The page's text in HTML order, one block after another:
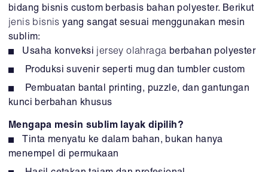
bidang bisnis custom berbasis bahan polyester. Berikut
jenis bisnis yang sangat sesuai menggunakan mesin
sublim:
Usaha konveksi
jersey olahraga berbahan polyester
Produksi suvenir seperti mug dan tumbler custom
Pembuatan bantal printing, puzzle, dan gantungan
kunci berbahan khusus
Mengapa mesin sublim layak dipilih?
Tinta menyatu ke dalam bahan, bukan hanya
menempel di permukaan